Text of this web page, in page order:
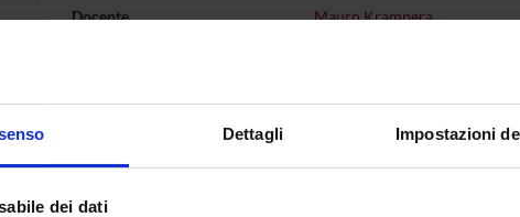
Dettagli Impostazioni
dei dati
Docente Mauro Krampera
crediti 1
Lingua di erogazione